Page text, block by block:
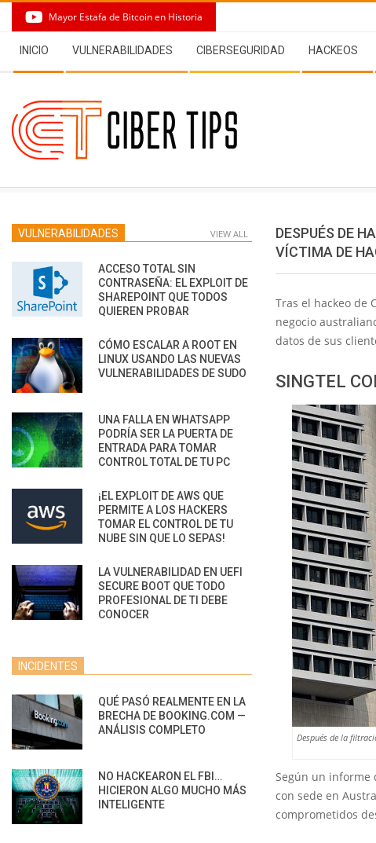
content
Mayor Estafa de Bitcoin en Historia
Navigation
Menu
INICIO VULNERABILIDADES CIBERSEGURIDAD HACKEOS
DESPUÉS DE
VÍCTIMA DE
Tras el hackeo de
negocio
datos de sus
SINGTEL
Después de la
Según un informe
con sede en
comprometidos
VULNERABILIDADES VIEW ALL
ACCESO TOTAL SIN
CONTRASEÑA: EL EXPLOIT DE
SHAREPOINT QUE TODOS
QUIEREN PROBAR
CÓMO ESCALAR A ROOT EN
LINUX USANDO LAS NUEVAS
VULNERABILIDADES DE SUDO
UNA FALLA EN WHATSAPP
PODRÍA SER LA PUERTA DE
ENTRADA PARA TOMAR
CONTROL TOTAL DE TU PC
¡EL EXPLOIT DE AWS QUE
PERMITE A LOS HACKERS
TOMAR EL CONTROL DE TU
NUBE SIN QUE LO SEPAS!
LA VULNERABILIDAD EN UEFI
SECURE BOOT QUE TODO
PROFESIONAL DE TI DEBE
CONOCER
INCIDENTES
QUÉ PASÓ REALMENTE EN LA
BRECHA DE BOOKING.COM —
ANÁLISIS COMPLETO
NO HACKEARON EL FBI…
HICIERON ALGO MUCHO MÁS
INTELIGENTE